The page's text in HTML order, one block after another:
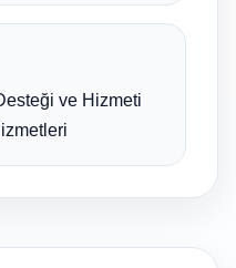
ve Hizmeti